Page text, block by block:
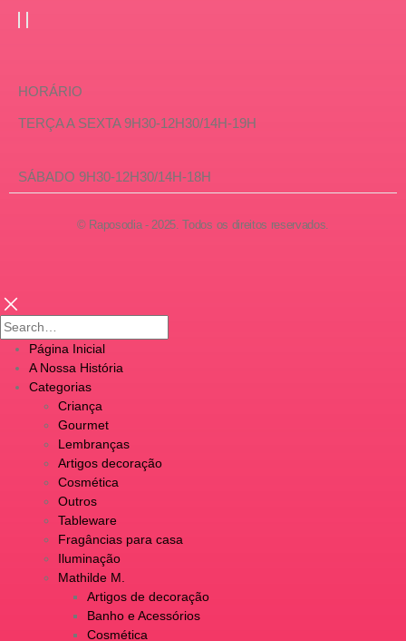
HORÁRIO
TERÇA A SEXTA 9H30-12H30/14H-19H
SÁBADO 9H30-12H30/14H-18H
© Raposodia - 2025. Todos os direitos reservados.
Página Inicial
A Nossa História
Categorias
Criança
Gourmet
Lembranças
Artigos decoração
Cosmética
Outros
Tableware
Fragâncias para casa
Iluminação
Mathilde M.
Artigos de decoração
Banho e Acessórios
Cosmética